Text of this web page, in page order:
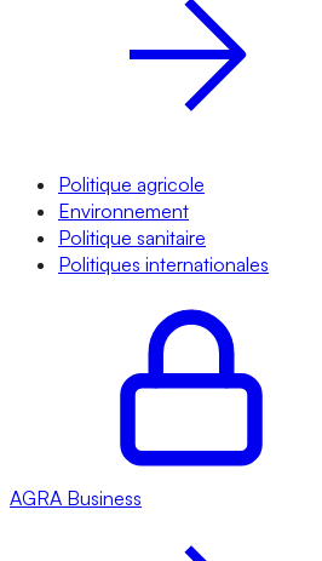
Politique agricole
Environnement
Politique sanitaire
Politiques internationales
AGRA Business